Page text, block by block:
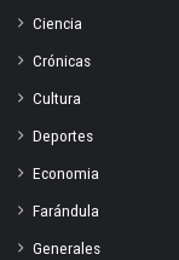
Ciencia
Crónicas
Cultura
Deportes
Economia
Farándula
Generales